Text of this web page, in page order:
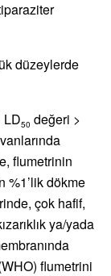
düzeylerde
LD50 değeri >
flumetrinin
%1’lik dökme
çok hafif,
ya/yada
flumetrini